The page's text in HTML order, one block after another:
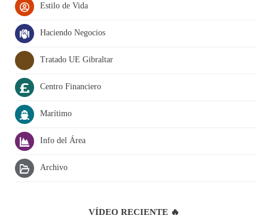
Estilo de Vida
Haciendo Negocios
Tratado UE Gibraltar
Centro Financiero
Marítimo
Info del Área
Archivo
VÍDEO RECIENTE 🔥